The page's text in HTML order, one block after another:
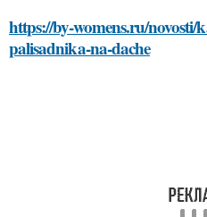
https://by-womens.ru/
palisadnika-na-dache